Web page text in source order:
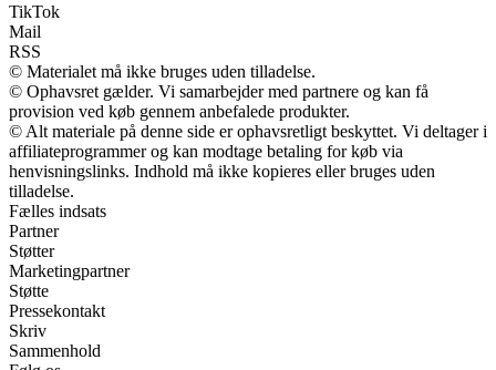
TikTok
Mail
RSS
© Materialet må ikke bruges uden tilladelse.
© Ophavsret gælder. Vi samarbejder med partnere og kan få
provision ved køb gennem anbefalede produkter.
© Alt materiale på denne side er ophavsretligt beskyttet. Vi deltager i
affiliateprogrammer og kan modtage betaling for køb via
henvisningslinks. Indhold må ikke kopieres eller bruges uden
tilladelse.
Fælles indsats
Partner
Støtter
Marketingpartner
Støtte
Pressekontakt
Skriv
Sammenhold